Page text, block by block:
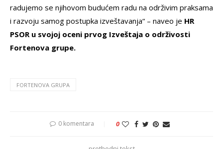
radujemo se njihovom budućem radu na održivim praksama
i razvoju samog postupka izveštavanja“ – naveo je HR
PSOR u svojoj oceni prvog Izveštaja o održivosti
Fortenova grupe.
FORTENOVA GRUPA
0 komentara 0